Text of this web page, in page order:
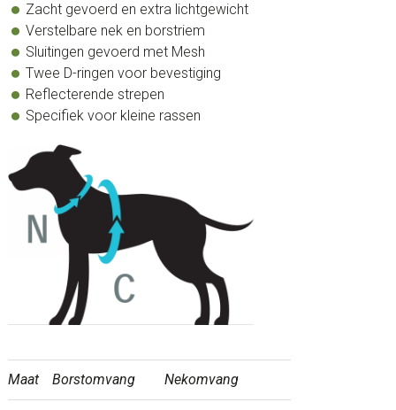
Zacht gevoerd en extra lichtgewicht
Verstelbare nek en borstriem
Sluitingen gevoerd met Mesh
Twee D-ringen voor bevestiging
Reflecterende strepen
Specifiek voor kleine rassen
Maat Borstomvang Nekomvang